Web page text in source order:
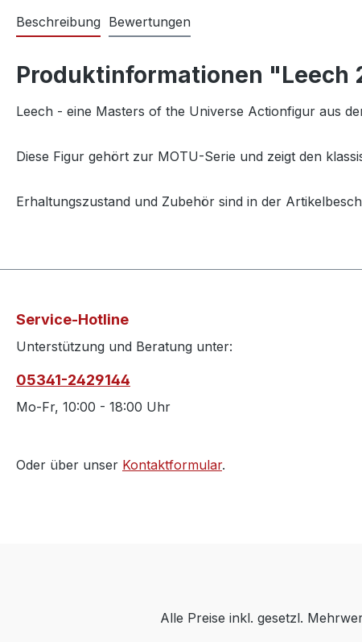
Beschreibung Bewertungen
Produktinformationen "Leech
Leech - eine Masters of the Universe Actionfigur aus
Diese Figur gehört zur MOTU-Serie und zeigt den
Erhaltungszustand und Zubehör sind in der
Service-Hotline
Unterstützung und Beratung unter:
05341-2429144
Mo-Fr, 10:00 - 18:00 Uhr
Oder über unser Kontaktformular.
Alle Preise inkl. gesetzl.